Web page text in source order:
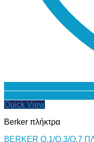
Quick View
Berker πλήκτρα
BERKER Q.1/Q.3/Q.7